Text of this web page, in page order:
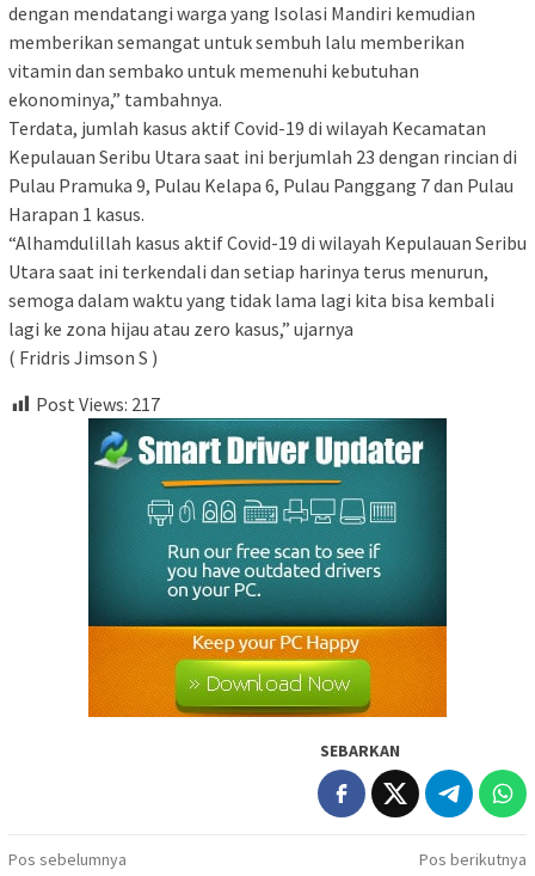
dengan mendatangi warga yang Isolasi Mandiri kemudian
memberikan semangat untuk sembuh lalu memberikan
vitamin dan sembako untuk memenuhi kebutuhan
ekonominya,” tambahnya.
Terdata, jumlah kasus aktif Covid-19 di wilayah Kecamatan
Kepulauan Seribu Utara saat ini berjumlah 23 dengan rincian di
Pulau Pramuka 9, Pulau Kelapa 6, Pulau Panggang 7 dan Pulau
Harapan 1 kasus.
“Alhamdulillah kasus aktif Covid-19 di wilayah Kepulauan Seribu
Utara saat ini terkendali dan setiap harinya terus menurun,
semoga dalam waktu yang tidak lama lagi kita bisa kembali
lagi ke zona hijau atau zero kasus,” ujarnya
( Fridris Jimson S )
Post Views: 217
SEBARKAN
Navigasi
Pos sebelumnya
Pos berikutnya